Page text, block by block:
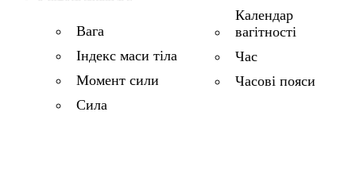
Вага
Індекс маси тіла
Момент сили
Сила
Календар
вагітності
Час
Часові пояси